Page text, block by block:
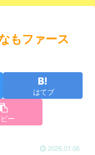
もファース
はてブ
ー
2026.07.06